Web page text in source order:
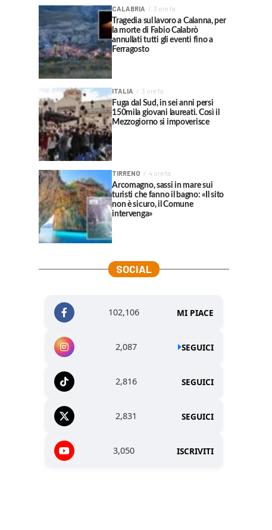
CALABRIA 3 ore fa
Tragedia sul lavoro a Calanna, per
la morte di Fabio Calabrò
annullati tutti gli eventi fino a
Ferragosto
ITALIA 3 ore fa
Fuga dal Sud, in sei anni persi
150mila giovani laureati. Così il
Mezzogiorno si impoverisce
TIRRENO 4 ore fa
Arcomagno, sassi in mare sui
turisti che fanno il bagno: «Il sito
non è sicuro, il Comune
intervenga»
SOCIAL
102,106 MI PIACE
2,087 SEGUICI
2,816 SEGUICI
2,831 SEGUICI
3,050 ISCRIVITI